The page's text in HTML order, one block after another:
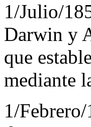
1/Julio/
Darwin y
que
mediante
1/